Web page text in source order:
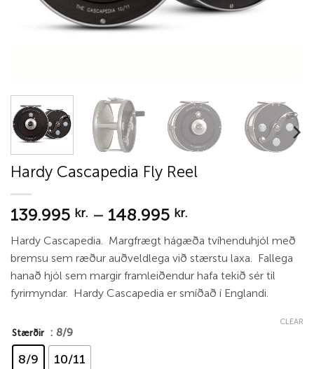
Hardy Cascapedia Fly Reel
139.995 kr. – 148.995 kr.
range:
139.995 kr.
through
148.995 kr.
Hardy Cascapedia. Margfrægt hágæða tvíhenduhjól með
bremsu sem ræður auðveldlega við stærstu laxa. Fallega
hanað hjól sem margir framleiðendur hafa tekið sér til
fyrirmyndar. Hardy Cascapedia er smíðað í Englandi.
Stærðir : 8/9
8/9 10/11
CLEAR